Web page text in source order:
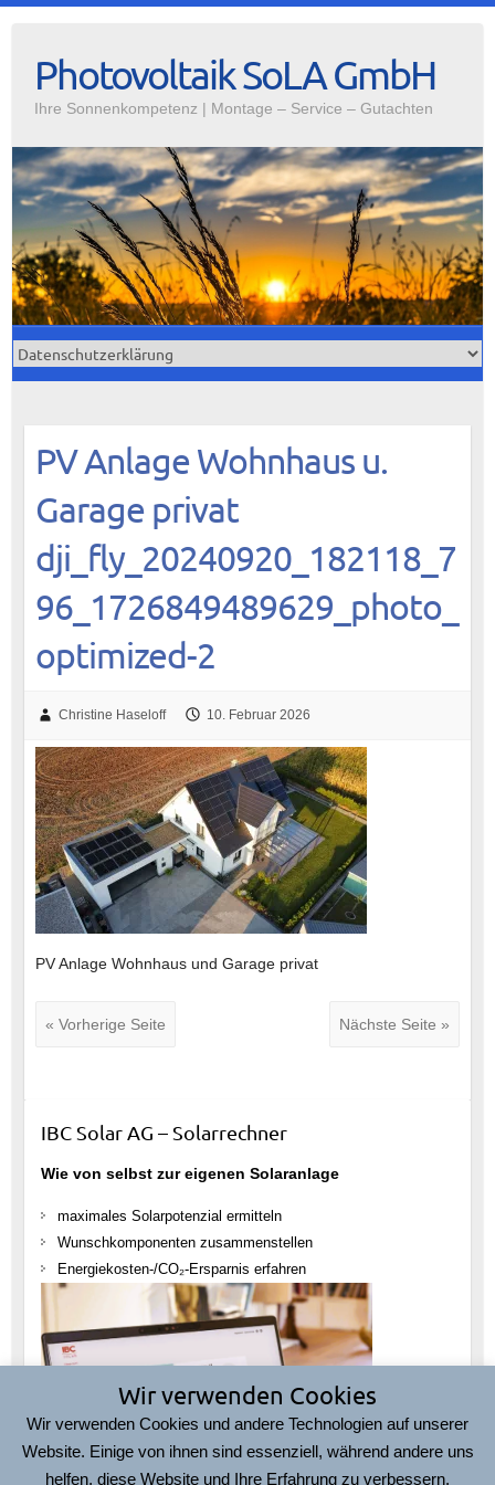
Photovoltaik SoLA GmbH
Ihre Sonnenkompetenz | Montage – Service – Gutachten
PV Anlage Wohnhaus u.
Garage privat
dji_fly_20240920_182118_7
96_1726849489629_photo_
optimized-2
Christine Haseloff 10. Februar 2026
PV Anlage Wohnhaus und Garage privat
« Vorherige Seite Nächste Seite »
IBC Solar AG – Solarrechner
Wie von selbst zur eigenen Solaranlage
maximales Solarpotenzial ermitteln
Wunschkomponenten zusammenstellen
Energiekosten-/CO₂-Ersparnis erfahren
Wir verwenden Cookies
Wir verwenden Cookies und andere Technologien auf unserer
Website. Einige von ihnen sind essenziell, während andere uns
helfen, diese Website und Ihre Erfahrung zu verbessern.